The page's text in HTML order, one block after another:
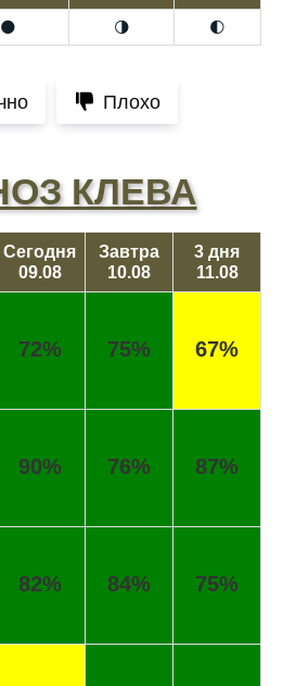
🌑 🌗 🌓
Плохо
КЛЕВА
Сегодня
09.08
Завтра
10.08
3 дня
11.08
72% 75% 67%
90% 76% 87%
82% 84% 75%